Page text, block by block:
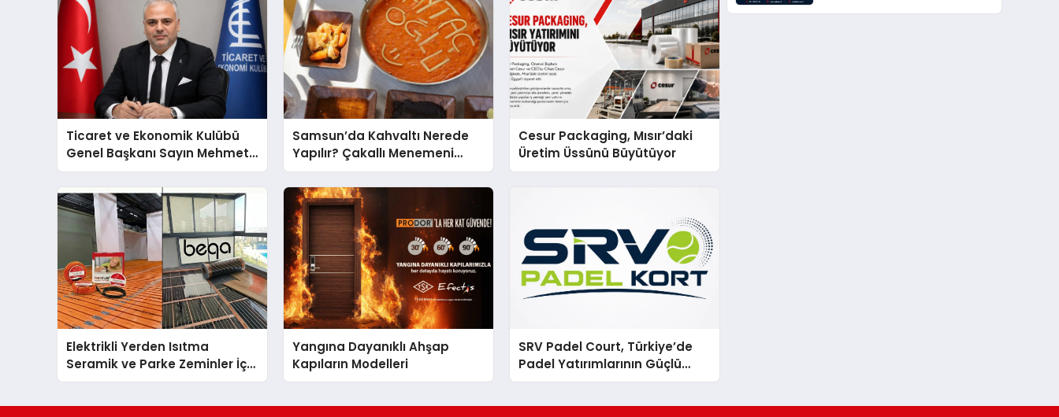
Ticaret ve Ekonomik Kulübü
Genel Başkanı Sayın Mehmet
Ulutaş, ekonomiye dair yaptığı
açıklamada şunları kaydetti:
Samsun’da Kahvaltı Nerede
Yapılır? Çakallı Menemeni
Önerileri
Cesur Packaging, Mısır’daki
Üretim Üssünü Büyütüyor
Elektrikli Yerden Isıtma
Seramik ve Parke Zeminler İçin
En Verimli Çözümler
Yangına Dayanıklı Ahşap
Kapıların Modelleri
SRV Padel Court, Türkiye’de
Padel Yatırımlarının Güçlü
Markası Olmayı Sürdürüyor